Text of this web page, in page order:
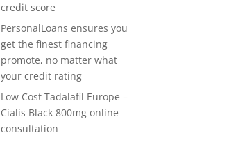
credit score
PersonalLoans ensures you
get the finest financing
promote, no matter what
your credit rating
Low Cost Tadalafil Europe –
Cialis Black 800mg online
consultation